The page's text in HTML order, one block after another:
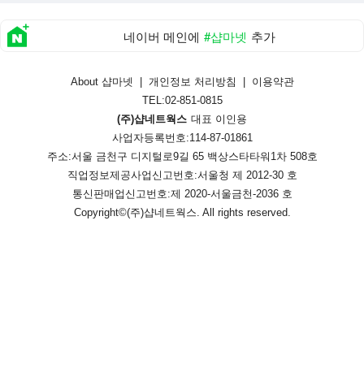
네이버 메인에 #샵마넷 추가
About 샵마넷 개인정보 처리방침
이용약관
TEL:02-851-0815
(주)샵네트웍스 대표 이인용
사업자등록번호:114-87-01861
주소:서울 금천구 디지털로9길 65 백상스타타워1차 508호
직업정보제공사업신고번호:서울청 제 2012-30 호
통신판매업신고번호:제 2020-서울금천-2036 호
Copyright©(주)샵네트웍스. All rights reserved.